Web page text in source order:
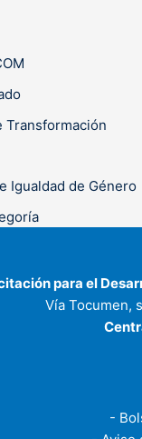
Transformación
Igualdad de Género
para el
Vía Tocumen,
-